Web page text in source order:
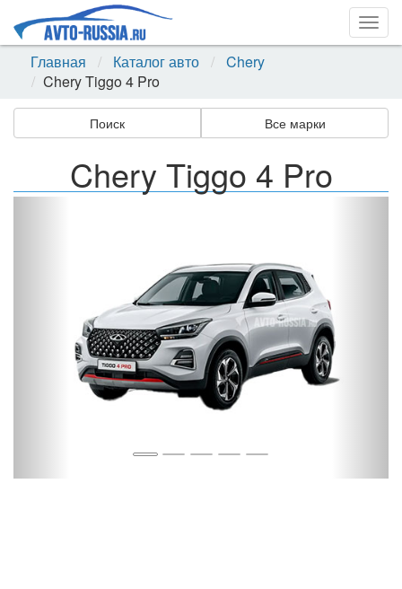
Главная
Каталог авто
Chery
Chery Tiggo 4 Pro
Поиск Все марки
Chery Tiggo 4 Pro